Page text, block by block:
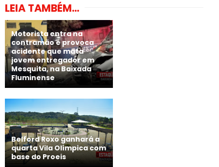
LEIA TAMBÉM...
Motorista entra na
contramão e provoca
acidente que mata
jovem entregador em
Mesquita, na Baixada
Fluminense
Belford Roxo ganhará a
quarta Vila Olímpica com
base do Proeis